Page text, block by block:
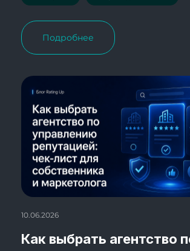
Подробнее
10.06.2026
Как выбрать агентство